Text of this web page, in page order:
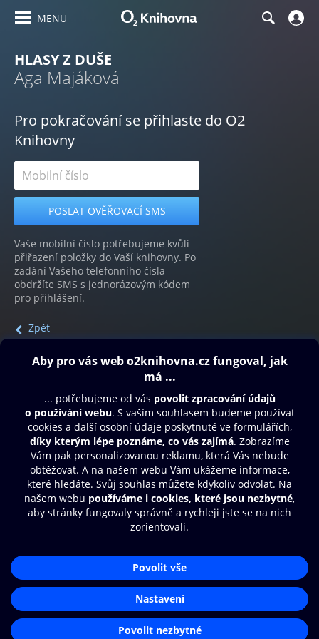
MENU
HLASY Z DUŠE
Aga Majáková
Pro pokračování se přihlaste do O2
Knihovny
Vaše mobilní číslo potřebujeme kvůli
přiřazení položky do Vaší knihovny. Po
zadání Vašeho telefonního čísla
obdržíte SMS s jednorázovým kódem
pro přihlášení.
Zpět
Obsah ke stažení
Moje O2 Knihovna
Další zábava
© O2 Czech Republic a.s.
Přístupnost
Zásady zpracování osobních údajů
Nastavení cookies
Aplikace O2 Knihovna
Čti a poslouchej své e-knihy a
audioknihy rychleji a pohodlněji.